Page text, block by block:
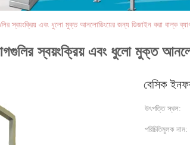
স্বয়ংক্রিয় এবং ধুলো মুক্ত আনলোডিংয়ের জন্য ডিজাইন করা বাল্ক
স্বয়ংক্রিয় এবং ধুলো মুক্ত
বেসিক
উৎপত্তি স্থল:
পরিচিতিমুলক নাম: